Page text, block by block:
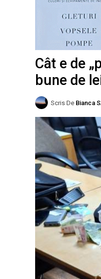
Cât e de
bune de
Scris De Bianca